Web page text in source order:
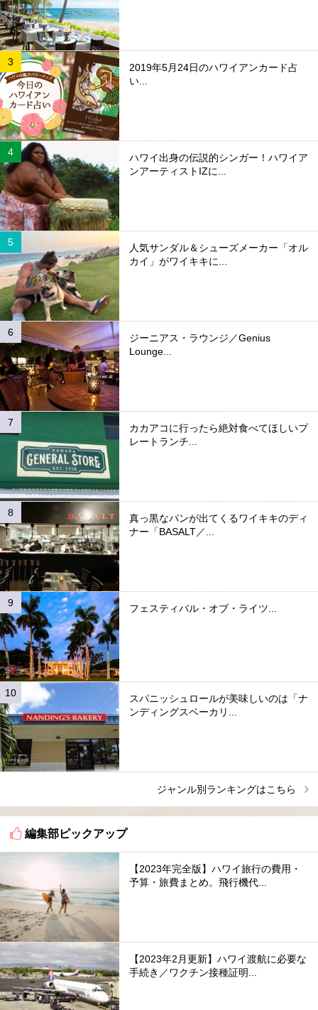
2019年5月24日のハワイアンカード占
い...
ハワイ出身の伝説的シンガー！ハワイア
ンアーティストIZに...
人気サンダル＆シューズメーカー「オル
カイ」がワイキキに...
ジーニアス・ラウンジ／Genius
Lounge...
カカアコに行ったら絶対食べてほしいプ
レートランチ...
真っ黒なパンが出てくるワイキキのディ
ナー「BASALT／...
フェスティバル・オブ・ライツ...
スパニッシュロールが美味しいのは「ナ
ンディングスベーカリ...
ジャンル別ランキングはこちら
編集部ピックアップ
【2023年完全版】ハワイ旅行の費用・
予算・旅費まとめ。飛行機代...
【2023年2月更新】ハワイ渡航に必要な
手続き／ワクチン接種証明...